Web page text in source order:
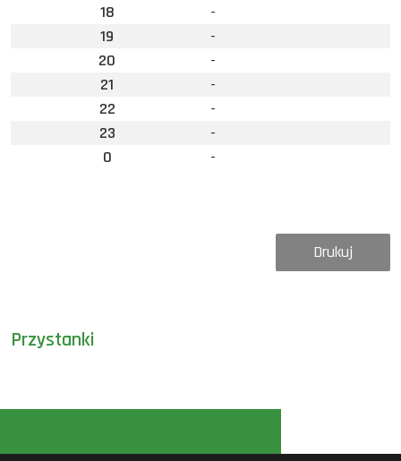
Przystanki
18
-
19
-
20
-
21
-
22
-
23
-
0
-
Drukuj